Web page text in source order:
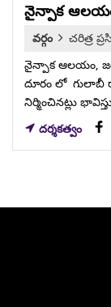
నైన్పాక
వర్గం
చరిత్ర
నైన్పాక ఆలయం,
దూరం లో గులాబీ
నిర్మించినట్లు
దర్శకత్వం